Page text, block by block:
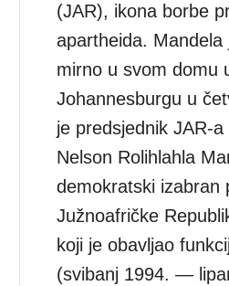
(JAR), ikona borbe
apartheida. Mandela
mirno u svom domu
Johannesburgu u
je predsjednik JAR-
Nelson Rolihlahla
demokratski izabran
Južnoafričke
koji je obavljao
(svibanj 1994. —